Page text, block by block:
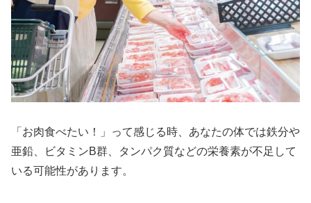
「お肉食べたい！」って感じる時、あなたの体では鉄分や
亜鉛、ビタミンB群、タンパク質などの栄養素が不足して
いる可能性があります。